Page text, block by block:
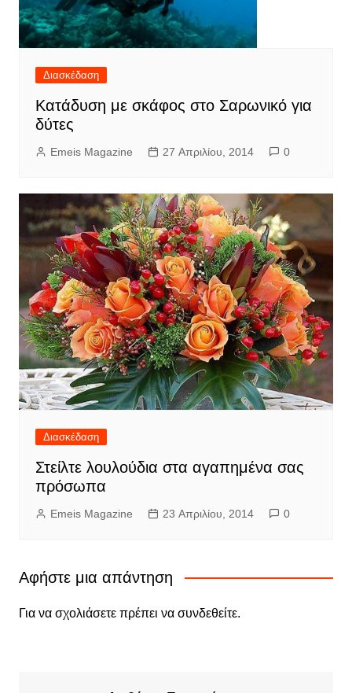
Διασκέδαση
Κατάδυση με σκάφος στο Σαρωνικό για
δύτες
Emeis Magazine 27 Απριλίου, 2014 0
Διασκέδαση
Στείλτε λουλούδια στα αγαπημένα σας
πρόσωπα
Emeis Magazine 23 Απριλίου, 2014 0
Αφήστε μια απάντηση
Για να σχολιάσετε πρέπει να συνδεθείτε.